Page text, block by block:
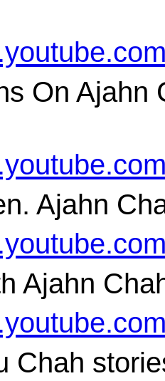
On Ajahn
Ajahn
Ajahn
Chah